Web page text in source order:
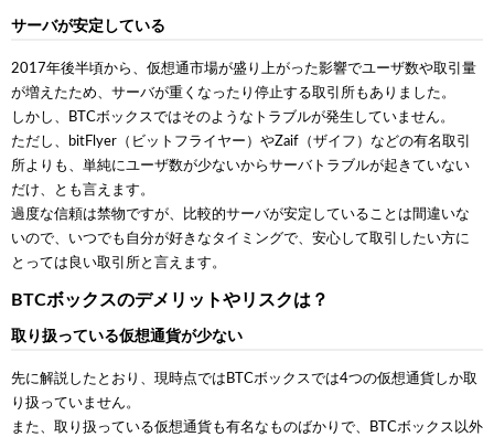
サーバが安定している
2017年後半頃から、仮想通市場が盛り上がった影響でユーザ数や取引量
が増えたため、サーバが重くなったり停止する取引所もありました。
しかし、BTCボックスではそのようなトラブルが発生していません。
ただし、bitFlyer（ビットフライヤー）やZaif（ザイフ）などの有名取引
所よりも、単純にユーザ数が少ないからサーバトラブルが起きていない
だけ、とも言えます。
過度な信頼は禁物ですが、比較的サーバが安定していることは間違いな
いので、いつでも自分が好きなタイミングで、安心して取引したい方に
とっては良い取引所と言えます。
BTCボックスのデメリットやリスクは？
取り扱っている仮想通貨が少ない
先に解説したとおり、現時点ではBTCボックスでは4つの仮想通貨しか取
り扱っていません。
また、取り扱っている仮想通貨も有名なものばかりで、BTCボックス以外